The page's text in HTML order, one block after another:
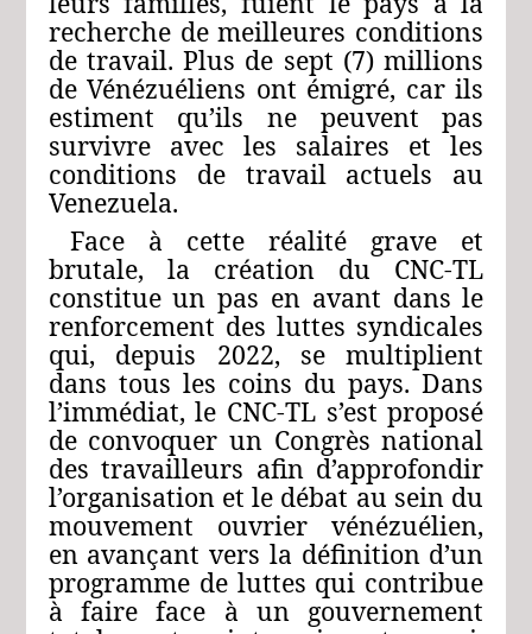
recherche de meilleures conditions
de travail. Plus de sept (7) millions
de Vénézuéliens ont émigré, car ils
estiment qu’ils ne peuvent pas
survivre avec les salaires et les
conditions de travail actuels au
Venezuela.
Face à cette réalité grave et
brutale, la création du CNC-TL
constitue un pas en avant dans le
renforcement des luttes syndicales
qui, depuis 2022, se multiplient
dans tous les coins du pays. Dans
l’immédiat, le CNC-TL s’est proposé
de convoquer un Congrès national
des travailleurs afin d’approfondir
l’organisation et le débat au sein du
mouvement ouvrier vénézuélien,
en avançant vers la définition d’un
programme de luttes qui contribue
à faire face à un gouvernement